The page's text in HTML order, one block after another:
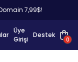
7,99$!
Üye
Girişi
Destek
0